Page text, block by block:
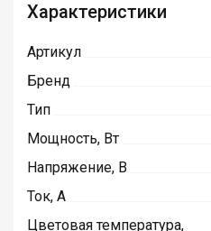
Характеристики
Артикул
Бренд
Тип
Мощность, Вт
Напряжение, В
Ток, А
Цветовая температура,